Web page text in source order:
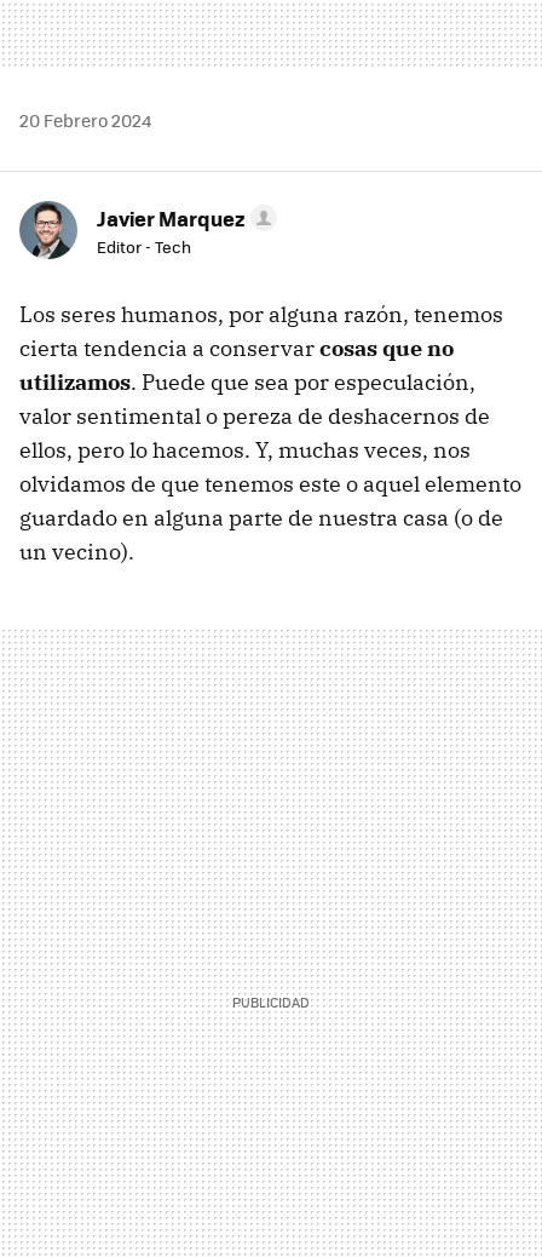
20 Febrero 2024
Javier Marquez
Editor - Tech
Los seres humanos, por alguna razón, tenemos
cierta tendencia a conservarcosas que no
utilizamos. Puede que sea por especulación,
valor sentimental o pereza de deshacernos de
ellos, pero lo hacemos. Y, muchas veces, nos
olvidamos de que tenemos este o aquel elemento
guardado en alguna parte de nuestra casa (o de
un vecino).